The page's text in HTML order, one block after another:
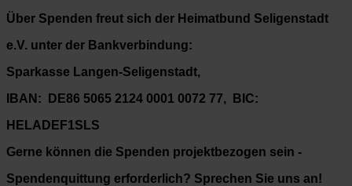
Über Spenden freut sich der Heimatbund Seligenstadt
e.V. unter der Bankverbindung:
Sparkasse Langen-Seligenstadt,
IBAN: DE86 5065 2124 0001 0072 77, BIC:
HELADEF1SLS
Gerne können die Spenden projektbezogen sein -
Spendenquittung erforderlich? Sprechen Sie uns an!